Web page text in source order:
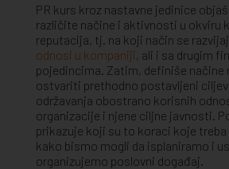
PR kurs kroz nastavne jedinice
različite načine i aktivnosti u okviru
reputacija, tj. na koji način se
odnosi u kompaniji , ali i sa drugim
pojedincima. Zatim, definiše načine
ostvariti prethodno postavljeni
održavanja obostrano korisnih
organizacije i njene ciljne javnosti.
prikazuje koji su to koraci koje treba
kako bismo mogli da isplaniramo i
organizujemo poslovni događaj.